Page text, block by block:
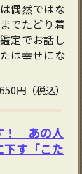
偶然ではな
でたどり着
定でお話し
は幸せにな
円（税込）
！ あの人
す「こた